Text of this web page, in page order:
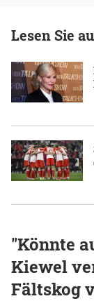
Lesen Sie
"Könnte
Kiewel
Fältskog